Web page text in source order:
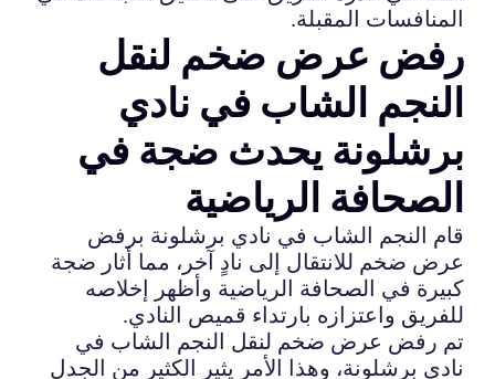
المنافسات المقبلة.
رفض عرض ضخم لنقل
النجم الشاب في نادي
برشلونة يحدث ضجة في
الصحافة الرياضية
قام النجم الشاب في نادي برشلونة برفض
عرض ضخم للانتقال إلى نادٍ آخر، مما أثار ضجة
كبيرة في الصحافة الرياضية وأظهر إخلاصه
للفريق واعتزازه بارتداء قميص النادي.
تم رفض عرض ضخم لنقل النجم الشاب في
نادي برشلونة، وهذا الأمر يثير الكثير من الجدل